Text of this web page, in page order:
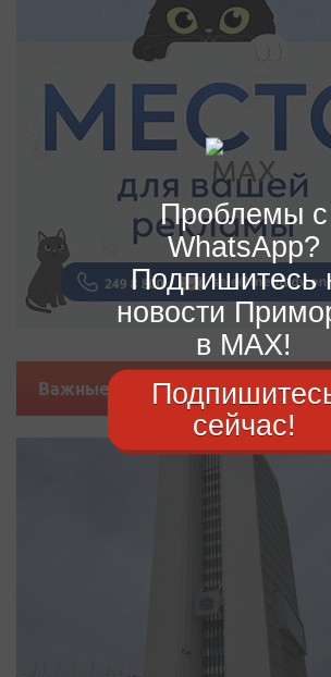
Важные новости
Проблемы с
WhatsApp?
Подпишитесь
новости
в MAX!
сейчас!